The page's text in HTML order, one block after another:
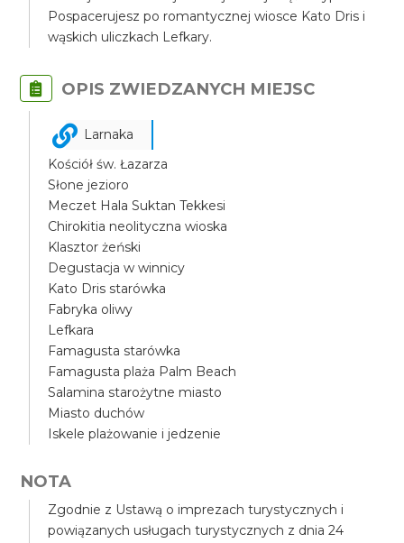
Pospacerujesz po romantycznej wiosce Kato Dris i
wąskich uliczkach Lefkary.
OPIS ZWIEDZANYCH MIEJSC
Larnaka
Kościół św. Łazarza
Słone jezioro
Meczet Hala Suktan Tekkesi
Chirokitia neolityczna wioska
Klasztor żeński
Degustacja w winnicy
Kato Dris starówka
Fabryka oliwy
Lefkara
Famagusta starówka
Famagusta plaża Palm Beach
Salamina starożytne miasto
Miasto duchów
Iskele plażowanie i jedzenie
NOTA
Zgodnie z Ustawą o imprezach turystycznych i
powiązanych usługach turystycznych z dnia 24